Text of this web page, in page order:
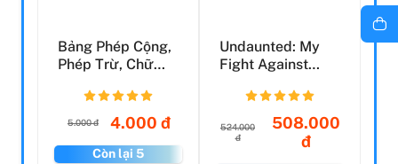
Bảng Phép Cộng,
Phép Trừ, Chữ
5.000 đ 4.000 đ
Còn lại 5
Undaunted: My
Fight Against
Enemies, At ...
524.000
đ
508.000
đ